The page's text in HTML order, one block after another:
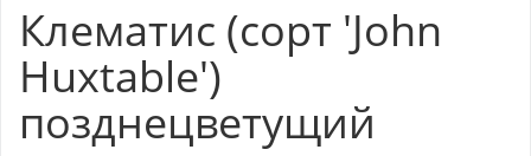
Клематис (сорт 'John
Huxtable')
позднецветущий